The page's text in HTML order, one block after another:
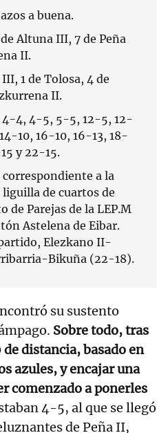
a buena.
de Altuna III, 7 de Peña
II.
1 de Tolosa, 4 de
II.
4, 4-5, 5-5, 12-5, 12-
10, 16-10, 16-13, 18-
y 22-15.
a la
de cuartos de
de Parejas de la LEP.M
Astelena de Eibar.
Elezkano II-
Bikuña (22-18).
su sustento
Sobre todo, tras
distancia, basado en
azules, y encajar una
comenzado a ponerles
4-5, al que se llegó
de Peña II,